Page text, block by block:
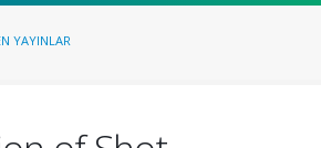
YAYINLAR